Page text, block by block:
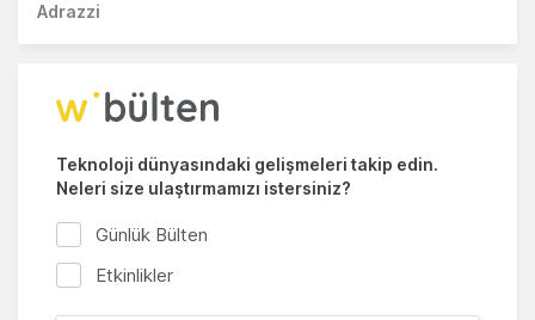
Adrazzi
Teknoloji dünyasındaki gelişmeleri takip edin.
Neleri size ulaştırmamızı istersiniz?
Günlük Bülten
Etkinlikler